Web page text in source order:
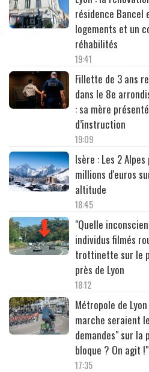
résidence Bancel
logements et un
réhabilités
19:41
Fillette de 3 ans
dans le 8e
: sa mère
d’instruction
19:09
Isère : Les 2
millions d'euros
altitude
18:45
"Quelle
individus filmés
trottinette sur le
près de Lyon
18:12
Métropole de
marche seraient
demandes" sur la
bloque ? On agit !"
17:35